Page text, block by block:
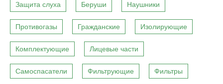
Защита слуха Беруши Наушники
Противогазы Гражданские Изолирующие
Комплектующие Лицевые части
Самоспасатели Фильтрующие Фильтры